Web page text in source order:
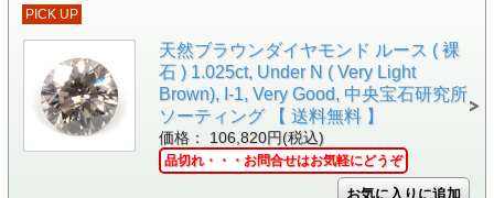
PICK UP
天然ブラウンダイヤモンド ルース ( 裸
石 ) 1.025ct, Under N ( Very Light
Brown), I-1, Very Good, 中央宝石研究所
ソーティング 【 送料無料 】
価格： 106,820円(税込)
品切れ・・・お問合せはお気軽にどうぞ